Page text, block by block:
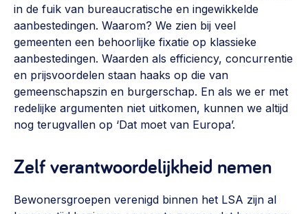
Weerbare gemeenschappen
Voorbereiden op crisis, noodsteunpunten,
ontmoetingsplekken >
Buurtenergie
Energiecollectieven, buurt vergroenen, SDG >
Uitdaagrecht, gemeenschapsfondsen, lokale democratie >
Lobbyen, invloed uitoefenen, maatschappelijke impact >
in de fuik van bureaucratische en ingewikkelde
aanbestedingen. Waarom? We zien bij veel
gemeenten een behoorlijke fixatie op klassieke
aanbestedingen. Waarden als efficiency, concurrentie
en prijsvoordelen staan haaks op die van
gemeenschapszin en burgerschap. En als we er met
redelijke argumenten niet uitkomen, kunnen we altijd
nog terugvallen op ‘Dat moet van Europa’.
Zelf verantwoordelijkheid nemen
Bewonersgroepen verenigd binnen het LSA zijn al